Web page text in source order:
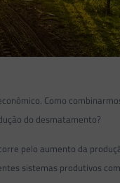
Como
do desmatamento?
pelo aumento da
sistemas produtivos